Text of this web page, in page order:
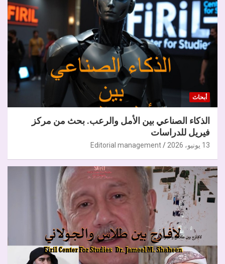
أبحاث
الذكاء الصناعي بين الأمل والرعب. بحث من مركز
فيريل للدراسات
13 يونيو، 2026 Editorial management